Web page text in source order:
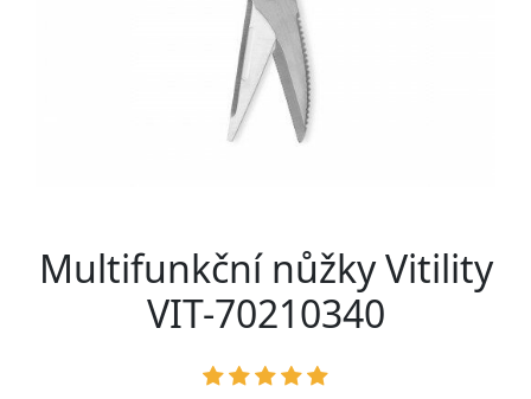
Multifunkční nůžky Vitility
VIT-70210340